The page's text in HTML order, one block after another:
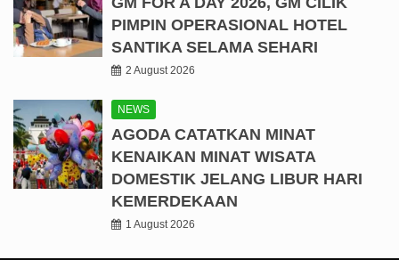
PIMPIN OPERASIONAL HOTEL
SANTIKA SELAMA SEHARI
2 August 2026
NEWS
AGODA CATATKAN MINAT
KENAIKAN MINAT WISATA
DOMESTIK JELANG LIBUR HARI
KEMERDEKAAN
1 August 2026